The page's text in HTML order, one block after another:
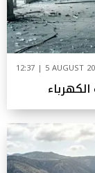
12:37 | 5 AUGUST